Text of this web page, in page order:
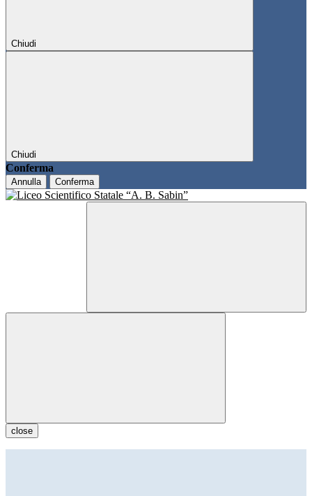
Chiudi
Chiudi
Conferma
Annulla Conferma
close